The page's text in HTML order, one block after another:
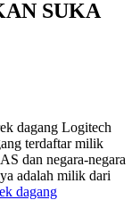
SUKA
dagang Logitech
terdaftar milik
dan negara-negara
adalah milik dari
dagang